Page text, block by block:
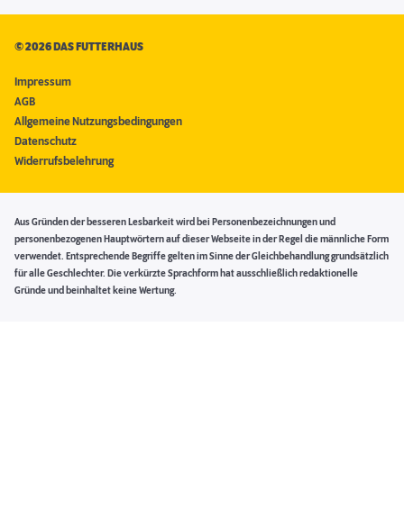
©2026 DAS FUTTERHAUS
Impressum
AGB
Allgemeine Nutzungsbedingungen
Datenschutz
Widerrufsbelehrung
Aus Gründen der besseren Lesbarkeit wird bei Personenbezeichnungen und
personenbezogenen Hauptwörtern auf dieser Webseite in der Regel die männliche Form
verwendet. Entsprechende Begriffe gelten im Sinne der Gleichbehandlung grundsätzlich
für alle Geschlechter. Die verkürzte Sprachform hat ausschließlich redaktionelle
Gründe und beinhaltet keine Wertung.